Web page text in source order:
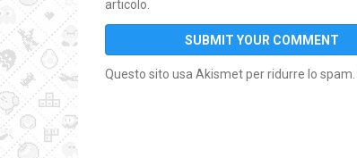
articolo.
Questo sito usa Akismet per ridurre lo spam.